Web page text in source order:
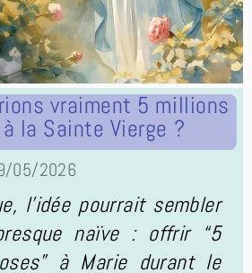
vraiment 5 millions
la Sainte Vierge ?
05/2026
l’idée pourrait sembler
naïve : offrir “5
à Marie durant le